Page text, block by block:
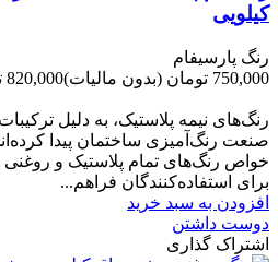
کیلویی
رنگ پارسیفام
750,000 تومان
(بدون مالیات)820,000 تومان
رنگ‌های نیمه پلاستیک، به دلیل
صنعت رنگ‌آمیزی ساختمان پیدا
خواص رنگ‌های تمام پلاستیک و روغنی
برای استفاده‌کنندگان فراهم...
افزودن به سبد خرید
دوست داشتن
اشتراک گذاری